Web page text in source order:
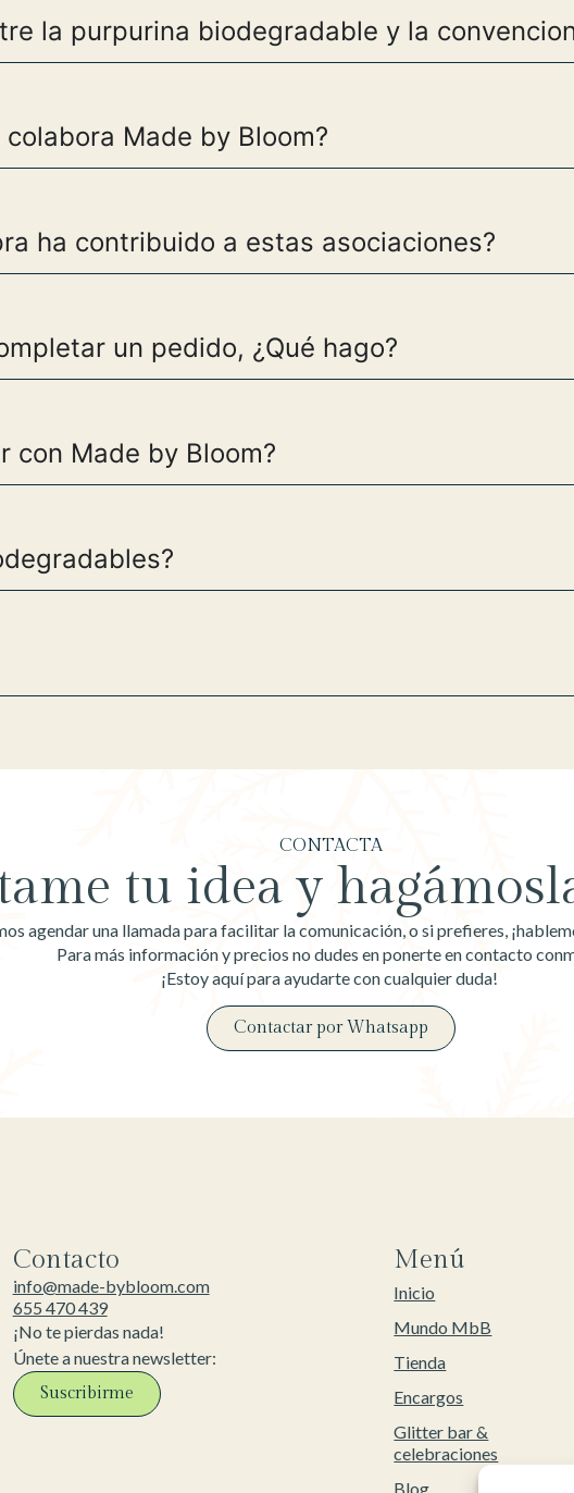
la purpurina biodegradable y la
Made by Bloom?
ha contribuido a estas asociaciones?
un pedido, ¿Qué hago?
con Made by Bloom?
CONTACTA
tu idea y
agendar una llamada para facilitar la comunicación, o si prefieres,
Para más información y precios no dudes en ponerte en contacto
¡Estoy aquí para ayudarte con cualquier duda!
Contactar por Whatsapp
Contacto
info@made-bybloom.com
655 470 439
¡No te pierdas nada!
Únete a nuestra newsletter:
Suscribirme
Menú
Inicio
Mundo MbB
Tienda
Encargos
Glitter bar &
celebraciones
Blog